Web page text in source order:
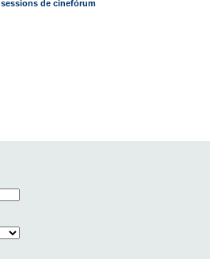
sessions de cinefòrum